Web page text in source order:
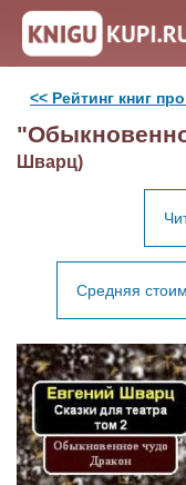
<< Рейтинг книг
Шварц)
Средняя